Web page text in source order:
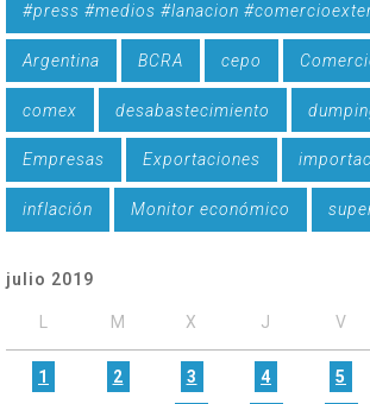
#press #medios #lanacion
Argentina BCRA cepo
comex desabastecimiento
Empresas Exportaciones
inflación Monitor económico
julio 2019
M X J V
1 2 3 4 5